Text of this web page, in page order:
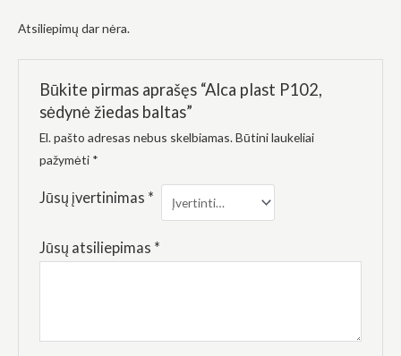
Atsiliepimų dar nėra.
Būkite pirmas aprašęs “Alca plast P102,
sėdynė žiedas baltas”
El. pašto adresas nebus skelbiamas.Būtini laukeliai
pažymėti *
Jūsų įvertinimas *
Jūsų atsiliepimas *
Rinkodara
savo
elgesiu, kai
lankotės
mūsų
svetainėje,
galimybę
suasmenintą